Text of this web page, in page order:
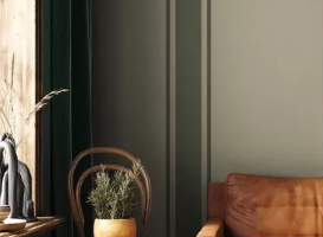
Premium
34.00
Vinil Premium